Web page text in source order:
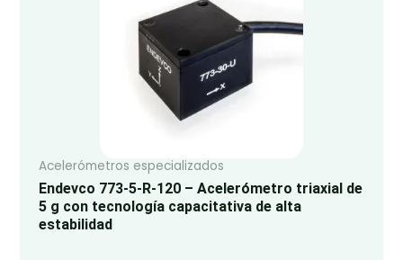
Acelerómetros especializados
Endevco 773-5-R-120 – Acelerómetro triaxial de
5 g con tecnología capacitativa de alta
estabilidad